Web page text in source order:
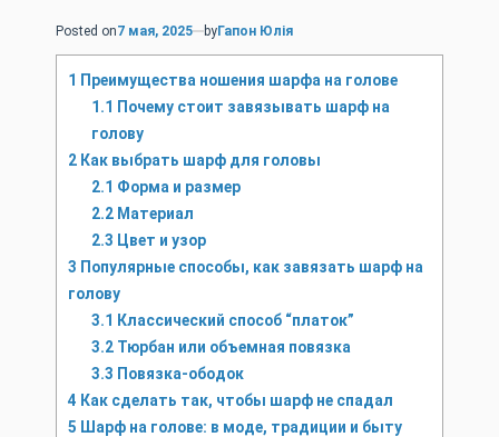
Posted on7 мая, 2025 byГапон Юлія
1 Преимущества ношения шарфа на голове
1.1 Почему стоит завязывать шарф на
голову
2 Как выбрать шарф для головы
2.1 Форма и размер
2.2Материал
2.3 Цвет и узор
3 Популярные способы, как завязать шарф на
голову
3.1 Классический способ “платок”
3.2Тюрбан или объемная повязка
3.3 Повязка-ободок
4 Как сделать так, чтобы шарф не спадал
5 Шарф на голове: в моде, традиции и быту